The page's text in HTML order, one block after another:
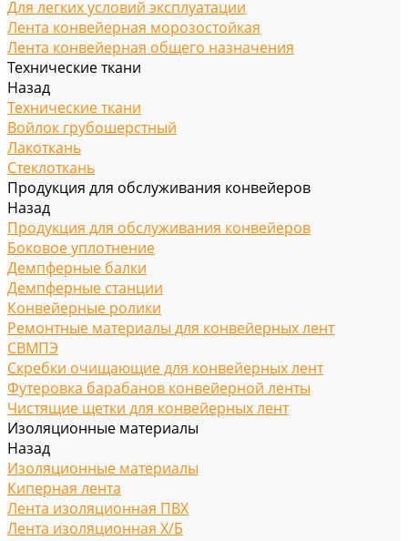
Для легких условий эксплуатации
Лента конвейерная морозостойкая
Лента конвейерная общего назначения
Технические ткани
Назад
Технические ткани
Войлок грубошерстный
Лакоткань
Стеклоткань
Продукция для обслуживания конвейеров
Назад
Продукция для обслуживания конвейеров
Боковое уплотнение
Демпферные балки
Демпферные станции
Конвейерные ролики
Ремонтные материалы для конвейерных лент
СВМПЭ
Скребки очищающие для конвейерных лент
Футеровка барабанов конвейерной ленты
Чистящие щетки для конвейерных лент
Изоляционные материалы
Назад
Изоляционные материалы
Киперная лента
Лента изоляционная ПВХ
Лента изоляционная Х/Б